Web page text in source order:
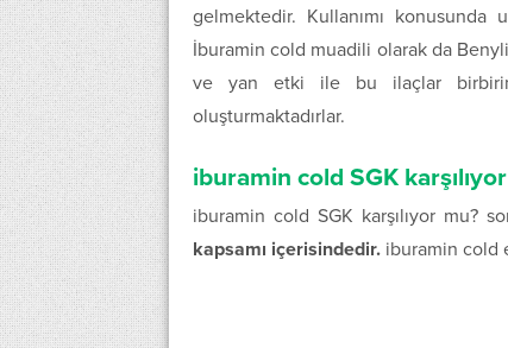
gelmektedir. Kullanımı
İburamin cold muadili olarak da
ve yan etki ile bu ilaçlar
oluşturmaktadırlar.
iburamin cold SGK
iburamin cold SGK karşılıyor mu?
kapsamı içerisindedir. iburamin cold